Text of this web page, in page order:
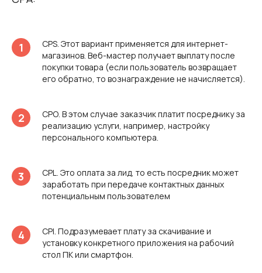
CPS. Этот вариант применяется для интернет-
магазинов. Веб-мастер получает выплату после
покупки товара (если пользователь возвращает
его обратно, то вознаграждение не начисляется).
СРО. В этом случае заказчик платит посреднику за
реализацию услуги, например, настройку
персонального компьютера.
CPL. Это оплата за лид, то есть посредник может
заработать при передаче контактных данных
потенциальным пользователем
CPI. Подразумевает плату за скачивание и
установку конкретного приложения на рабочий
стол ПК или смартфон.